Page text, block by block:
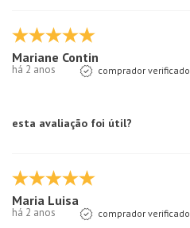
Mariane Contin
há 2 anos comprador verificado
esta avaliação foi útil?
Maria Luisa
há 2 anos comprador verificado